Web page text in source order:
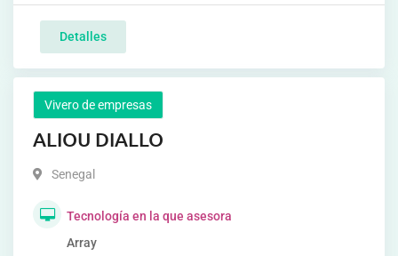
Detalles
Vivero de empresas
ALIOU DIALLO
Senegal
Tecnología en la que asesora
Array